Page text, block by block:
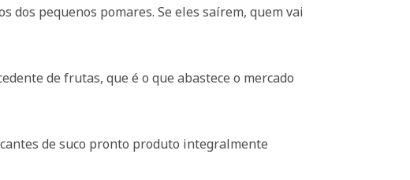
dos pequenos pomares. Se eles saírem, quem vai
de frutas, que é o que abastece o mercado
de suco pronto produto integralmente